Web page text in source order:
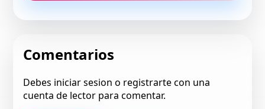
Comentarios
Debes iniciar sesion o registrarte con una
cuenta de lector para comentar.